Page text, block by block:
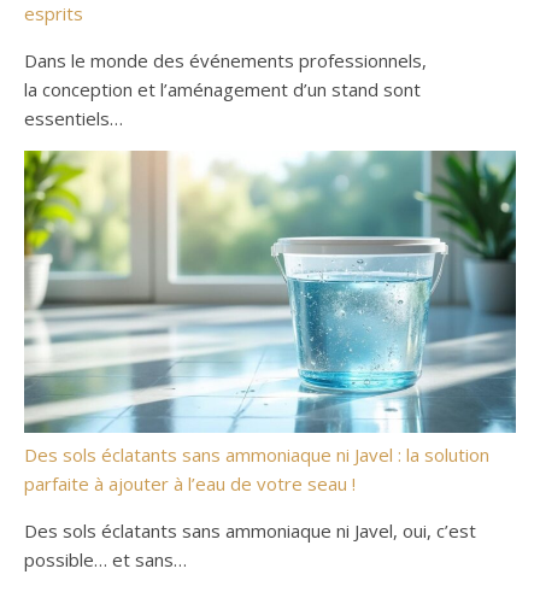
esprits
Dans le monde des événements professionnels,
la conception et l’aménagement d’un stand sont
essentiels…
Des sols éclatants sans ammoniaque ni Javel : la solution
parfaite à ajouter à l’eau de votre seau !
Des sols éclatants sans ammoniaque ni Javel, oui, c’est
possible… et sans…